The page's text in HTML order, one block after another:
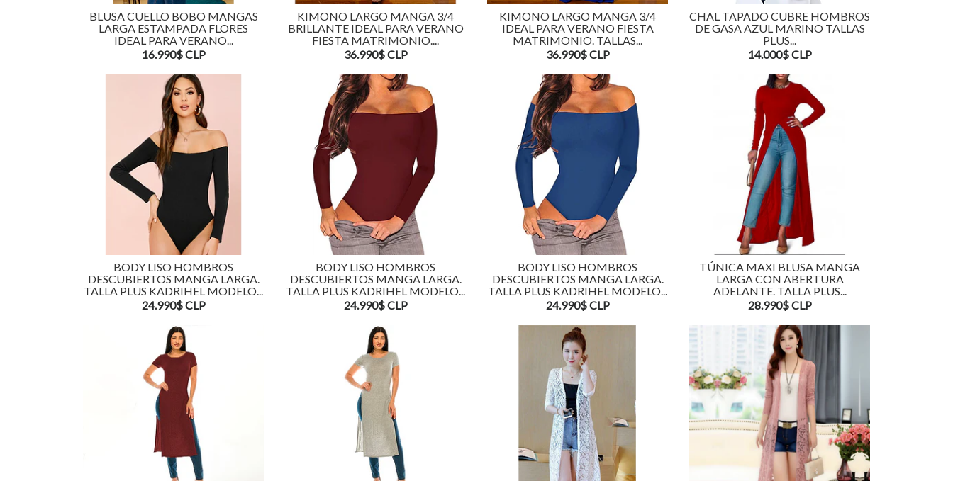
BLUSA CUELLO BOBO MANGAS
LARGA ESTAMPADA FLORES
IDEAL PARA VERANO...
16.990$ CLP
KIMONO LARGO MANGA 3/4
BRILLANTE IDEAL PARA VERANO
FIESTA MATRIMONIO....
36.990$ CLP
KIMONO LARGO MANGA 3/4
IDEAL PARA VERANO FIESTA
MATRIMONIO. TALLAS...
36.990$ CLP
CHAL TAPADO CUBRE HOMBROS
DE GASA AZUL MARINO TALLAS
PLUS...
14.000$ CLP
BODY LISO HOMBROS
DESCUBIERTOS MANGA LARGA.
TALLA PLUS KADRIHEL MODELO...
24.990$ CLP
BODY LISO HOMBROS
DESCUBIERTOS MANGA LARGA.
TALLA PLUS KADRIHEL MODELO...
24.990$ CLP
BODY LISO HOMBROS
DESCUBIERTOS MANGA LARGA.
TALLA PLUS KADRIHEL MODELO...
24.990$ CLP
TÚNICA MAXI BLUSA MANGA
LARGA CON ABERTURA
ADELANTE. TALLA PLUS...
28.990$ CLP